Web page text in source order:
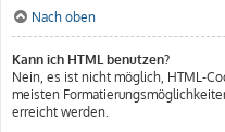
Nach oben
Kann ich HTML benutzen?
Nein, es ist nicht möglich, HTML-
meisten
erreicht werden.